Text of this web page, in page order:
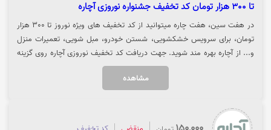
تا 300 هزار تومان کد تخفیف جشنواره نوروزی آچاره
در هفت سین، هفت چاره میتوانید از کد تخفیف های ویژه نوروز تا 300 هزار
تومان، برای سرویس خشکشویی، شستن خودرو، مبل شویی، تعمیرات منزل
و... از آچاره بهره مند شوید. جهت دریافت کد تخفیف نوروزی آچاره روی گزینه
مشاهده